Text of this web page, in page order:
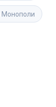
Монополи